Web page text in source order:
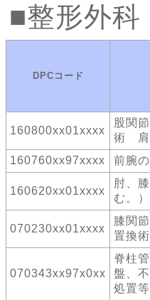
整形外科
DPCコード
160800xx01xxxx
股関
術 肩
160760xx97xxxx
前腕
160620xx01xxxx
肘、
む。
070230xx01xxxx
膝関
置換
070343xx97x0xx
脊柱
盤、
処置